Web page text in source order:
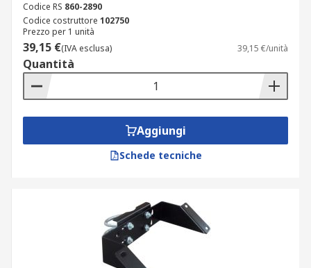
Codice RS 860-2890
Codice costruttore 102750
Prezzo per 1 unità
39,15 €(IVA esclusa) 39,15 €/unità
Quantità
Aggiungi
Schede tecniche